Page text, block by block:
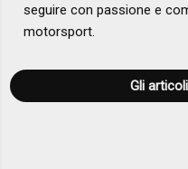
seguire con passione e
motorsport.
Gli